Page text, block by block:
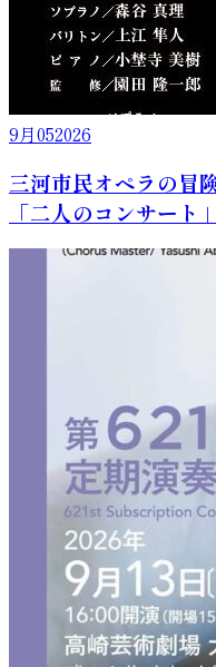
9月052026
三河市民オペラの冒
「二人のコンサート」